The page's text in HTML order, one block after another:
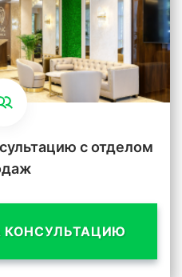
с отделом
КОНСУЛЬТАЦИЮ